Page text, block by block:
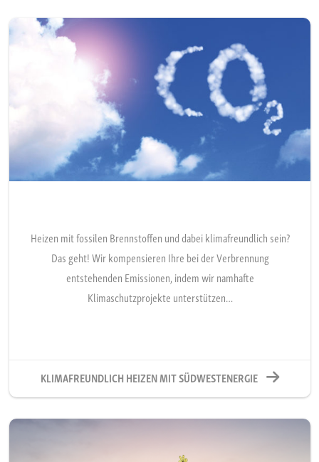
Heizen mit fossilen Brennstoffen und dabei klimafreundlich sein?
Das geht! Wir kompensieren Ihre bei der Verbrennung
entstehenden Emissionen, indem wir namhafte
Klimaschutzprojekte unterstützen…
KLIMAFREUNDLICH HEIZEN MIT SÜDWESTENERGIE